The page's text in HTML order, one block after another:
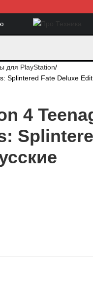
для PlayStation
Splintered Fate Deluxe
4